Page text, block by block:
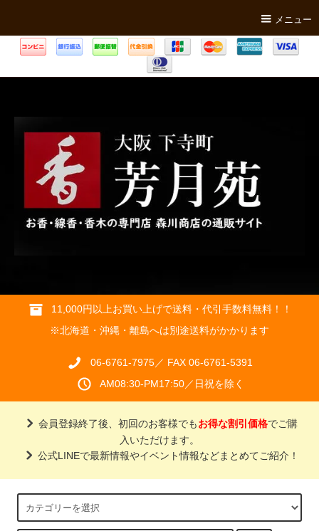
メニュー
11,000円以上お買い上げで送料・代引手数料無料！！
※北海道・沖縄・離島へは別途送料がかかります
06-6761-7975／ FAX 06-6761-5391
AM08:30-PM17:50／日祝を除く
会員登録終了後、初回のお客様でもお得な割引価格でご購
入いただけます。
公式LINEで最新情報やイベント情報などまとめてご紹介！